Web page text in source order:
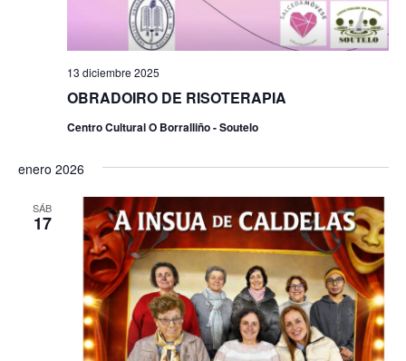
OBRADOIRO DE RISOTERAPIA
13 diciembre 2025
Centro Cultural O Borralliño - Soutelo
enero 2026
SÁB
17